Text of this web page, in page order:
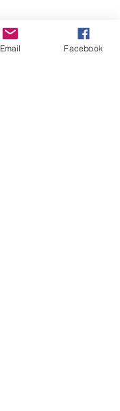
Email Facebook